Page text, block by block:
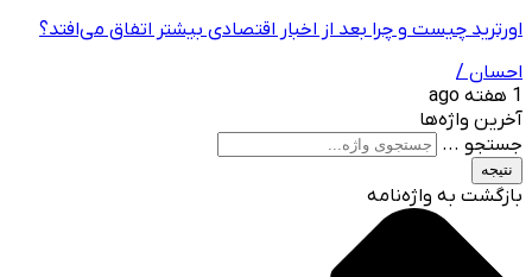
اورترید چیست و چرا بعد از اخبار اقتصادی بیشتر اتفاق می‌افتد؟
احسان /
1 هفته ago
آخرین واژه‌ها
جستجو ...
نتیجه
بازگشت به واژه‌نامه